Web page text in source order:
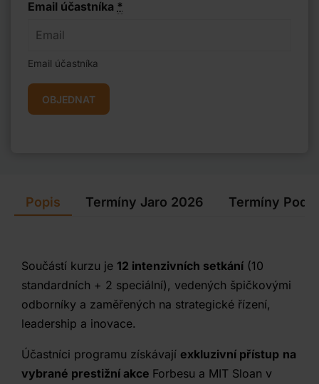
Email účastníka *
Email účastníka
OBJEDNAT
Popis Termíny Jaro 2026 Termíny
Součástí kurzu je 12 intenzivních setkání (10
standardních + 2 speciální), vedených špičkovými
odborníky a zaměřených na strategické řízení,
leadership a inovace.
Účastníci programu získávají exkluzivní přístup na
vybrané prestižní akce Forbesu a MIT Sloan v